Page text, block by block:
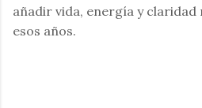
añadir vida, energía y claridad
esos años.